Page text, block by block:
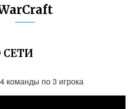
СЕТИ
команды по 3 игрока